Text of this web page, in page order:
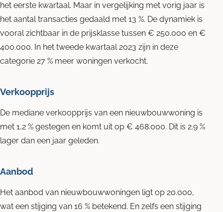
het eerste kwartaal. Maar in vergelijking met vorig jaar is
het aantal transacties gedaald met 13 %. De dynamiek is
vooral zichtbaar in de prijsklasse tussen € 250.000 en €
400.000. In het tweede kwartaal 2023 zijn in deze
categorie 27 % meer woningen verkocht.
Verkoopprijs
De mediane verkoopprijs van een nieuwbouwwoning is
met 1,2 % gestegen en komt uit op € 468.000. Dit is 2.9 %
lager dan een jaar geleden.
Aanbod
Het aanbod van nieuwbouwwoningen ligt op 20.000,
wat een stijging van 16 % betekend. En zelfs een stijging